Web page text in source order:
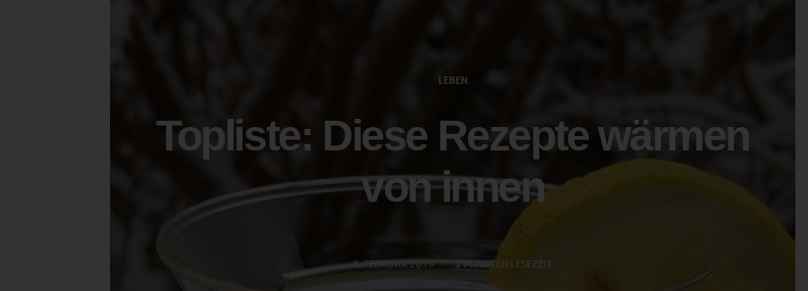
LEBEN
Topliste: Diese Rezepte wärmen
von innen
8. FEBRUAR 2019 2 MINUTEN LESEZEIT